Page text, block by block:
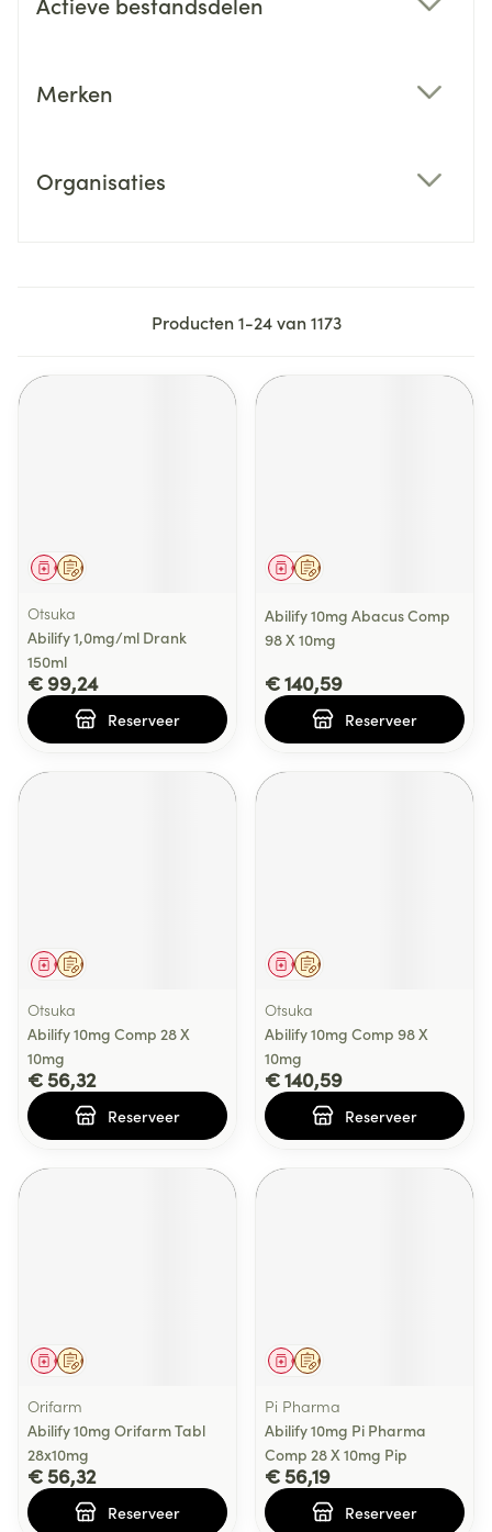
Merken
Organisaties
Producten1-24van1173
Op voorschrift
Geneesmiddel
Otsuka
Abilify 1,0mg/ml Drank
150ml
€ 99,24
Reserveer
Op voorschrift
Geneesmiddel
Abilify 10mg Abacus Comp
98 X 10mg
€ 140,59
Reserveer
Op voorschrift
Geneesmiddel
Otsuka
Abilify 10mg Comp 28 X
10mg
€ 56,32
Reserveer
Op voorschrift
Geneesmiddel
Otsuka
Abilify 10mg Comp 98 X
10mg
€ 140,59
Reserveer
Op voorschrift
Geneesmiddel
Orifarm
Abilify 10mg Orifarm Tabl
28x10mg
€ 56,32
Reserveer
Op voorschrift
Geneesmiddel
Pi Pharma
Abilify 10mg Pi Pharma
Comp 28 X 10mg Pip
€ 56,19
Reserveer